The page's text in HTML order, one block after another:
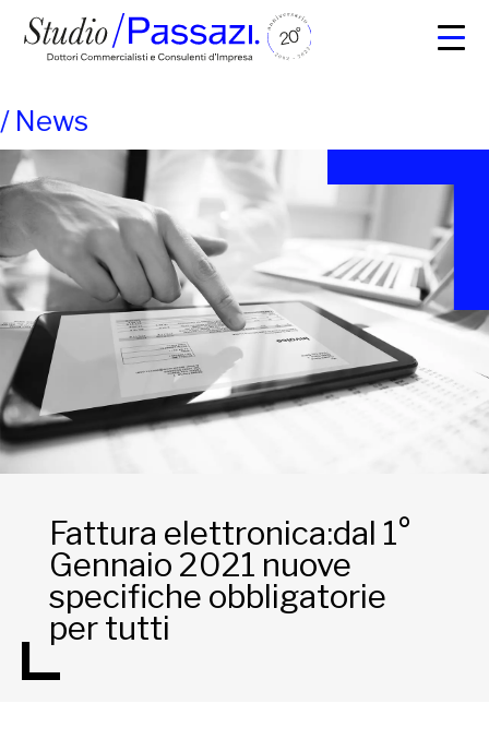
/ News
Fattura elettronica:dal 1°
Gennaio 2021 nuove
specifiche obbligatorie
per tutti